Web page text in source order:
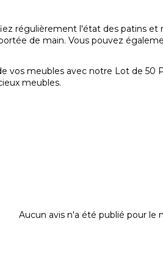
régulièrement l'état des patins et
de main. Vous pouvez
vos meubles avec notre Lot de
meubles.
Aucun avis n'a été publié pour le